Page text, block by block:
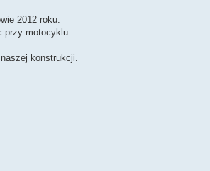
2012 roku.
przy motocyklu
konstrukcji.